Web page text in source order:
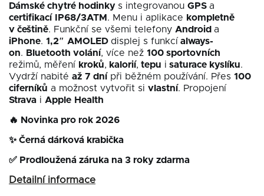
Dámské chytré hodinky s integrovanou GPS a
certifikací IP68/3ATM. Menu i aplikace kompletně
v češtině. Funkční se všemi telefony Android a
iPhone. 1,2″ AMOLED displej s funkcíalways-
on. Bluetooth volání, více než 100 sportovních
režimů, měření kroků, kalorií, tepu i saturace kyslíku.
Vydrží nabité až 7 dnípři běžném používání. Přes 100
ciferníků a možnost vytvořit si vlastní. Propojení
Strava i Apple Health
🔥 Novinka pro rok 2026
✨ Černá dárková krabička
✅ Prodloužená záruka na 3 roky zdarma
Detailní informace